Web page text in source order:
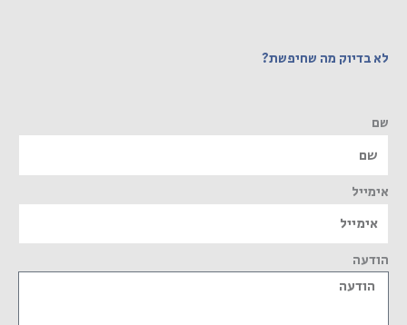
לא בדיוק מה שחיפשת?
שם
אימייל
הודעה